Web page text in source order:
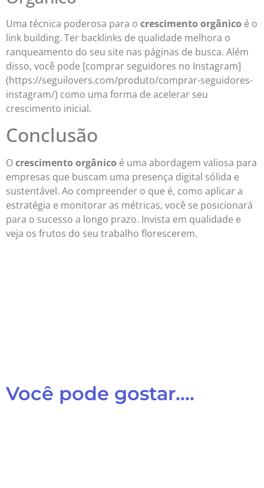
Uma técnica poderosa para o crescimento orgânico é o
link building. Ter backlinks de qualidade melhora o
ranqueamento do seu site nas páginas de busca. Além
disso, você pode [comprar seguidores no Instagram]
(https://seguilovers.com/produto/comprar-seguidores-
instagram/) como uma forma de acelerar seu
crescimento inicial.
Conclusão
Ocrescimento orgânico é uma abordagem valiosa para
empresas que buscam uma presença digital sólida e
sustentável. Ao compreender o que é, como aplicar a
estratégia e monitorar as métricas, você se posicionará
para o sucesso a longo prazo. Invista em qualidade e
veja os frutos do seu trabalho florescerem.
Você pode gostar....